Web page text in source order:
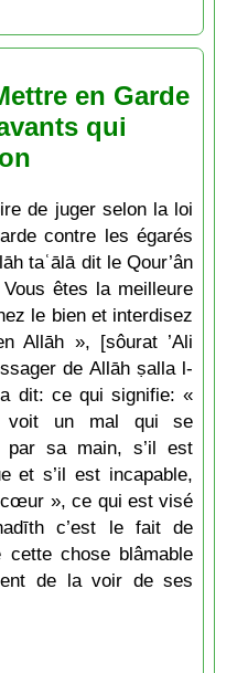
en Garde
qui
de juger selon la loi
contre les égarés
taʿālā dit le Qour’ân
êtes la meilleure
le bien et interdisez
Allāh », [sôurat ’Ali
de Allāh ṣalla l-
dit: ce qui signifie: «
voit un mal qui se
par sa main, s’il est
et s’il est incapable,
cœur », ce qui est visé
c’est le fait de
cette chose blâmable
de la voir de ses